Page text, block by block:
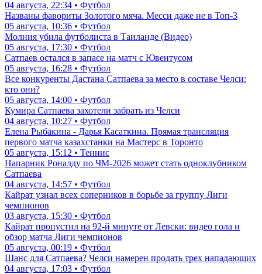
04 августа, 22:34 • Футбол
Названы фавориты Золотого мяча. Месси даже не в Топ-3
05 августа, 10:36 • Футбол
Молния убила футболиста в Таиланде (Видео)
05 августа, 17:30 • Футбол
Сатпаев остался в запасе на матч с Ювентусом
05 августа, 16:28 • Футбол
Все конкуренты Дастана Сатпаева за место в составе Челси:
кто они?
05 августа, 14:00 • Футбол
Кумира Сатпаева захотели забрать из Челси
04 августа, 10:27 • Футбол
Елена Рыбакина - Дарья Касаткина. Прямая трансляция
первого матча казахстанки на Мастерс в Торонто
05 августа, 15:12 • Теннис
Напарник Роналду по ЧМ-2026 может стать одноклубником
Сатпаева
04 августа, 14:57 • Футбол
Кайрат узнал всех соперников в борьбе за группу Лиги
чемпионов
03 августа, 15:30 • Футбол
Кайрат пропустил на 92-й минуте от Левски: видео гола и
обзор матча Лиги чемпионов
05 августа, 00:19 • Футбол
Шанс для Сатпаева? Челси намерен продать трех нападающих
04 августа, 17:03 • Футбол